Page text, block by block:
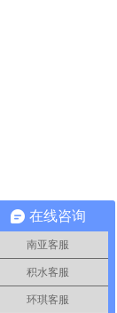
在线咨询
南亚客服
积水客服
环琪客服